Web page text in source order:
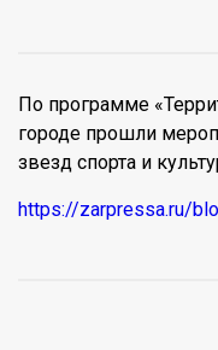
По программе
городе прошли
звезд спорта и
https://zarpressa.ru/